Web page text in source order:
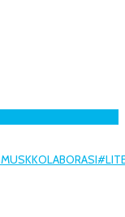
USKKOLABORASI